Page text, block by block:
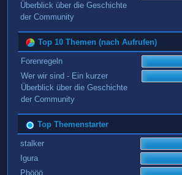
Überblick über die Geschichte
der Community
Top 10 Themen (nach Aufrufen)
Forenregeln
Wer wir sind - Ein kurzer
Überblick über die Geschichte
der Community
Top Themenstarter
stalker
Igura
Phööö